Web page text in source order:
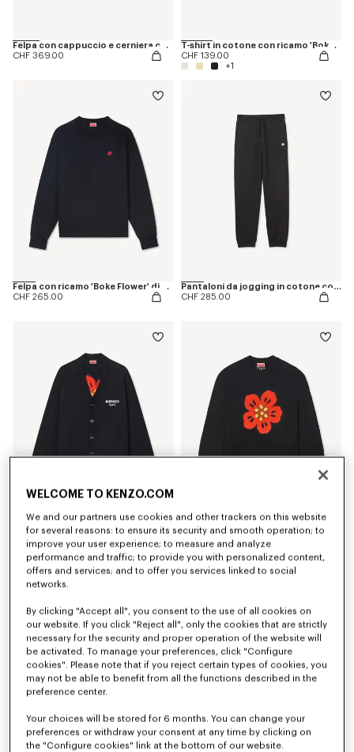
Felpa con cappuccio e cerniera con ricamo "Boke Flower" di cotone
CHF 369.00
T-shirt in cotone con ricamo 'Boke Flower'
CHF 139.00
+1
Felpa con ricamo 'Boke Flower' di cotone
CHF 265.00
Pantaloni da jogging in cotone con ricamo 'Boke Flower'
CHF 285.00
Cardigan in cotone lana 'Boke Flower'
CHF 515.00
WELCOME TO KENZO.COM
We and our partners use cookies and other trackers on this website
for several reasons: to ensure its security and smooth operation; to
improve your user experience; to measure and analyze
performance and traffic; to provide you with personalized content,
offers and services; and to offer you services linked to social
networks.
By clicking "Accept all", you consent to the use of all cookies on
our website. If you click "Reject all", only the cookies that are strictly
necessary for the security and proper operation of the website will
be activated. To manage your preferences, click "Configure
cookies". Please note that if you reject certain types of cookies, you
may not be able to benefit from all the functions described in the
preference center.
Your choices will be stored for 6 months. You can change your
preferences or withdraw your consent at any time by clicking on
the "Configure cookies" link at the bottom of our website.